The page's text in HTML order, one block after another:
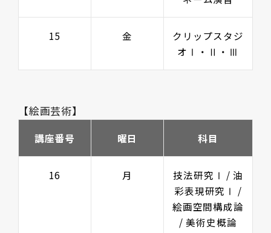
15 金
クリップスタジ
オⅠ・Ⅱ・Ⅲ
【絵画芸術】
講座番号 曜日 科目
16 月
技法研究Ⅰ / 油
彩表現研究Ⅰ /
絵画空間構成論
/ 美術史概論